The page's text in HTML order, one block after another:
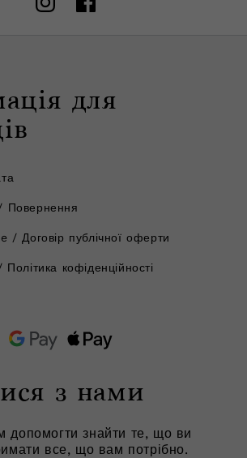
InstagramFacebook
для
/ Договір публічної оферти
кофіденційності
з нами
допомогти знайти те, що ви
все, що вам потрібно.